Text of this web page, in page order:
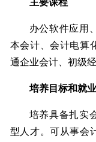
办公软件应用
本会计、会计电算
通企业会计、初级
培养目标和就
培养具备扎实
型人才。可从事会